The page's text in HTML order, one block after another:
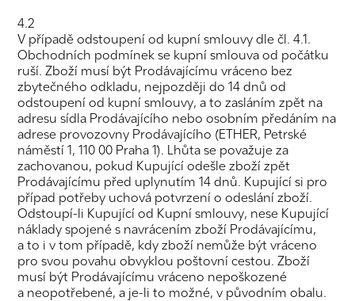
4.2
V případě odstoupení od kupní smlouvy dle čl. 4.1.
Obchodních podmínek se kupní smlouva od počátku
ruší. Zboží musí být Prodávajícímu vráceno bez
zbytečného odkladu, nejpozději do 14 dnů od
odstoupení od kupní smlouvy, a to zasláním zpět na
adresu sídla Prodávajícího nebo osobním předáním na
adrese provozovny Prodávajícího (ETHER, Petrské
náměstí 1, 110 00 Praha 1). Lhůta se považuje za
zachovanou, pokud Kupující odešle zboží zpět
Prodávajícímu před uplynutím 14 dnů. Kupující si pro
případ potřeby uchová potvrzení o odeslání zboží.
Odstoupí-li Kupující od Kupní smlouvy, nese Kupující
náklady spojené s navrácením zboží Prodávajícímu,
a to i v tom případě, kdy zboží nemůže být vráceno
pro svou povahu obvyklou poštovní cestou. Zboží
musí být Prodávajícímu vráceno nepoškozené
a neopotřebené, a je-li to možné, v původním obalu.